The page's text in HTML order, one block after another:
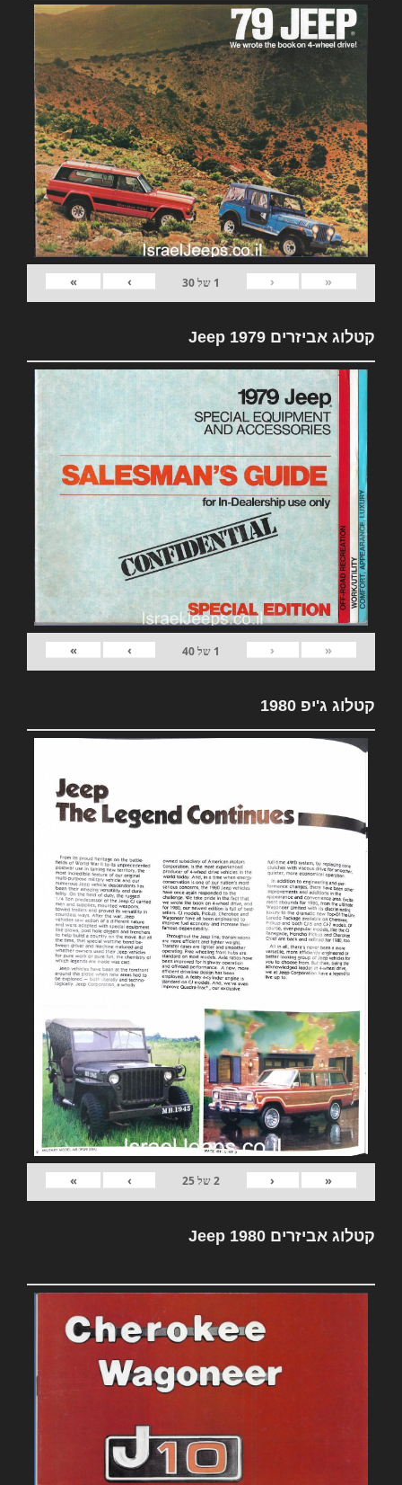
«
‹
1 של30
›
»
קטלוג אביזרים 1979 Jeep
«
‹
1 של40
›
»
קטלוג ג'יפ 1980
«
‹
2של25
›
»
קטלוג אביזרים Jeep 1980